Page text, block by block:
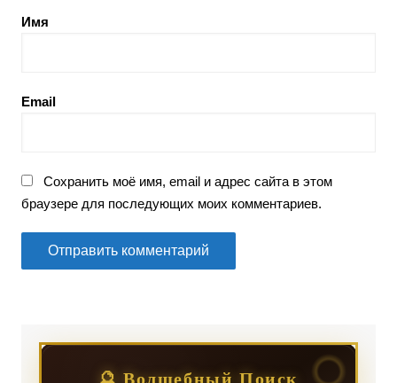
Имя
Email
Сохранить моё имя, email и адрес сайта в этом
браузере для последующих моих комментариев.